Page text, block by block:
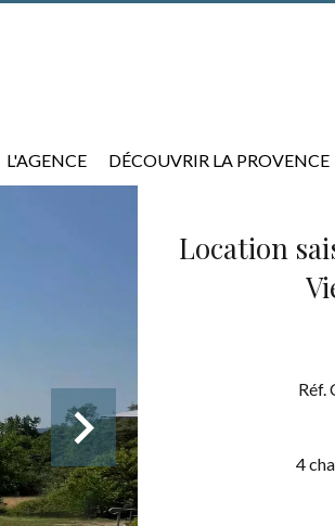
L'AGENCE DÉCOUVRIR LA PROVENCE
Location
Réf.
4